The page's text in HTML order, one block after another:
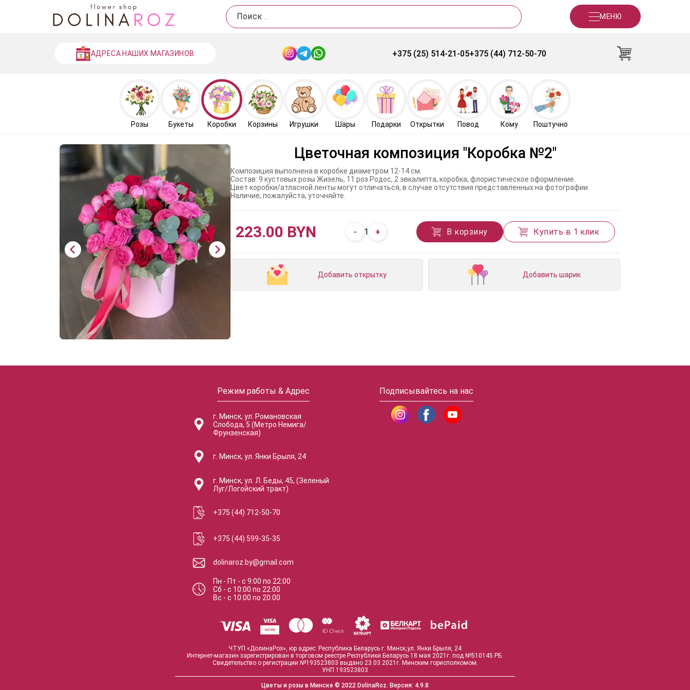
Поиск МЕНЮ
АДРЕСА НАШИХ МАГАЗИНОВ +375 (25) 514-21-05+375 (44) 712-50-70
Розы Букеты Коробки Корзины Игрушки Шары Подарки Открытки Повод Кому Поштучно
Цветочная композиция "Коробка №2"
Композиция выполнена в коробке диаметром 12-14 см.
Состав: 9 кустовых розы Жизель, 11 роз Родос, 2 эвкалипта, коробка, флористическое оформление.
Цвет коробки/атласной ленты могут отличаться, в случае отсутствия представленных на фотографии.
Наличие, пожалуйста, уточняйте.
223.00 BYN - 1 + В корзину Купить в 1 клик
Добавить открытку Добавить шарик
Режим работы & Адрес
г. Минск, ул. Романовская
Слобода, 5 (Метро Немига/
Фрунзенская)
г. Минск, ул. Янки Брыля, 24
г. Минск, ул. Л. Беды, 45, (Зеленый
Луг/Логойский тракт)
+375 (44) 712-50-70
+375 (44) 599-35-35
dolinaroz.by@gmail.com
Пн - Пт -с 9:00по 22:00
Сб -с 10:00по 22:00
Вс -с 10:00по 20:00
Подписывайтесь на нас
ЧТУП «ДолинаРоз», юр.адрес: Республика Беларусь г. Минск,ул. Янки Брыля, 24
Интернет-магазин зарегистрирован в торговом реестре Республики Беларусь 18 мая 2021г. под №510145 РБ.
Свидетельство о регистрации №193523803 выдано 23.03.2021г. Минским горисполкомом.
УНП 193523803
Цветы и розы в Минске © 2022 DolinaRoz. Версия: 4.9.8